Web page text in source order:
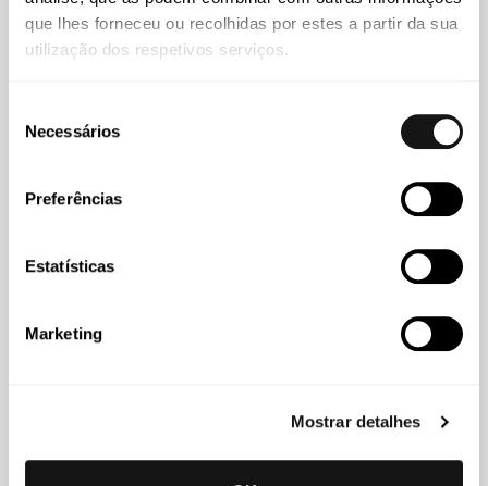
que lhes forneceu ou recolhidas por estes a partir da sua
utilização dos respetivos serviços.
Necessários
Preferências
Estatísticas
Marketing
Mostrar detalhes
no mercado português
Abreu Advogados reforça presença no Chambers Europe
2026 com crescimento no número de áreas e
advogados reconhecidos